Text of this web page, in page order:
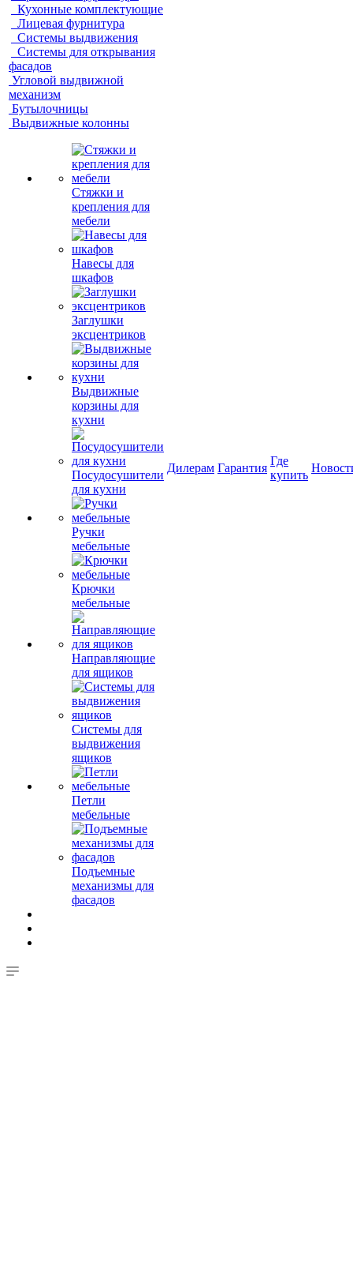
Кухонные комплектующие
Лицевая фурнитура
Системы выдвижения
Системы для открывания
фасадов
Угловой выдвижной
механизм
Бутылочницы
Выдвижные колонны
Стяжки и
крепления для
мебели
Навесы для
шкафов
Заглушки
эксцентриков
Выдвижные
корзины для
кухни
Посудосушители
для кухни
Ручки
мебельные
Крючки
мебельные
Направляющие
для ящиков
Системы для
выдвижения
ящиков
Петли
мебельные
Подъемные
механизмы для
фасадов
Дилерам Гарантия
Где
купить